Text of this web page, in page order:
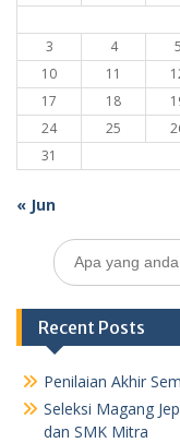
3
4 5
10
11
17
18
24
25
31
« Jun
Search
for:
Recent Posts
Penilaian Akhir
Seleksi Magang
dan SMK Mitra